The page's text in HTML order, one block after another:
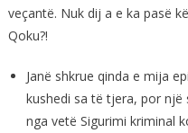
veçantë. Nuk dij a e ka pasë
Qoku?!
Janë shkrue qinda e mija
kushedi sa të tjera, por
nga vetë Sigurimi kriminal